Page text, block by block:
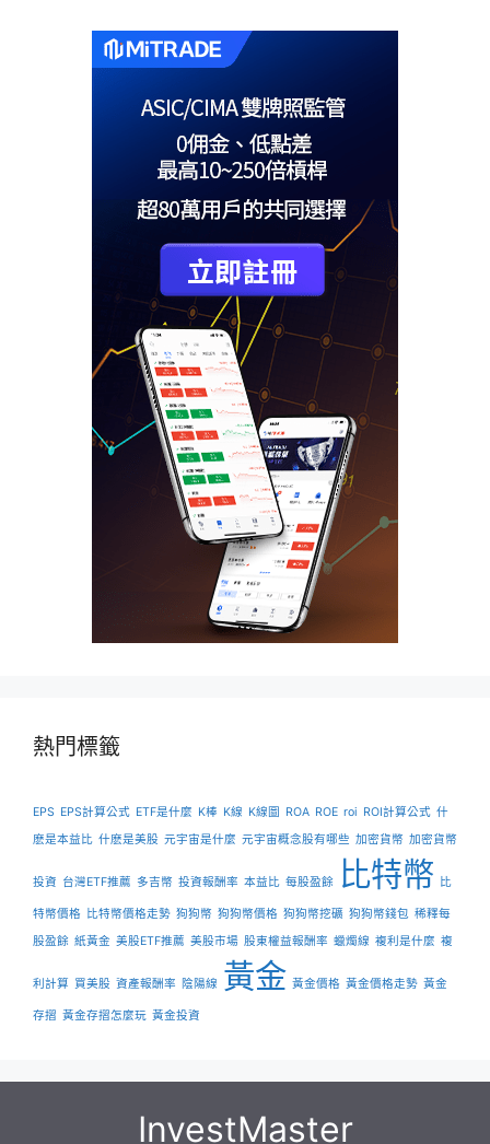
熱門標籤
EPS EPS計算公式 ETF是什麼 K棒 K線 K線圖 ROA ROE roi ROI計算公式 什
麽是本益比 什麽是美股 元宇宙是什麼 元宇宙概念股有哪些 加密貨幣 加密貨幣
投資 台灣ETF推薦 多吉幣 投資報酬率 本益比 每股盈餘 比特幣 比
特幣價格 比特幣價格走勢 狗狗幣 狗狗幣價格 狗狗幣挖礦 狗狗幣錢包 稀釋每
股盈餘 紙黃金 美股ETF推薦 美股市場 股東權益報酬率 蠟燭線 複利是什麼 複
利計算 買美股 資產報酬率 陰陽線 黃金 黃金價格 黃金價格走勢 黃金
存摺 黃金存摺怎麼玩 黃金投資
InvestMaster